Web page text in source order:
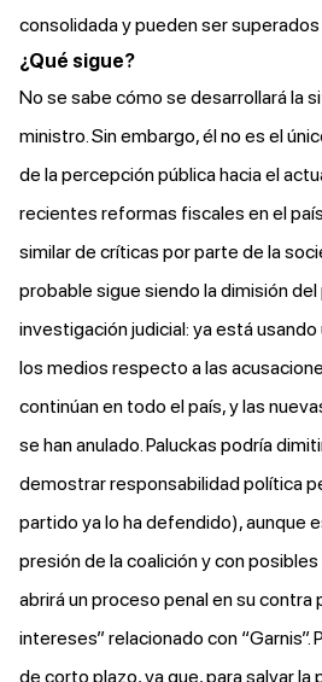
consolidada y pueden ser
¿Qué sigue?
No se sabe cómo se desarrollará la
ministro. Sin embargo, él no es el
de la percepción pública hacia el
recientes reformas fiscales en el país
similar de críticas por parte de la
probable sigue siendo la dimisión
investigación judicial: ya está
los medios respecto a las
continúan en todo el país, y las
se han anulado. Paluckas podría
demostrar responsabilidad política
partido ya lo ha defendido), aunque
presión de la coalición y con
abrirá un proceso penal en su contra
intereses” relacionado con
de corto plazo, ya que, para salvar